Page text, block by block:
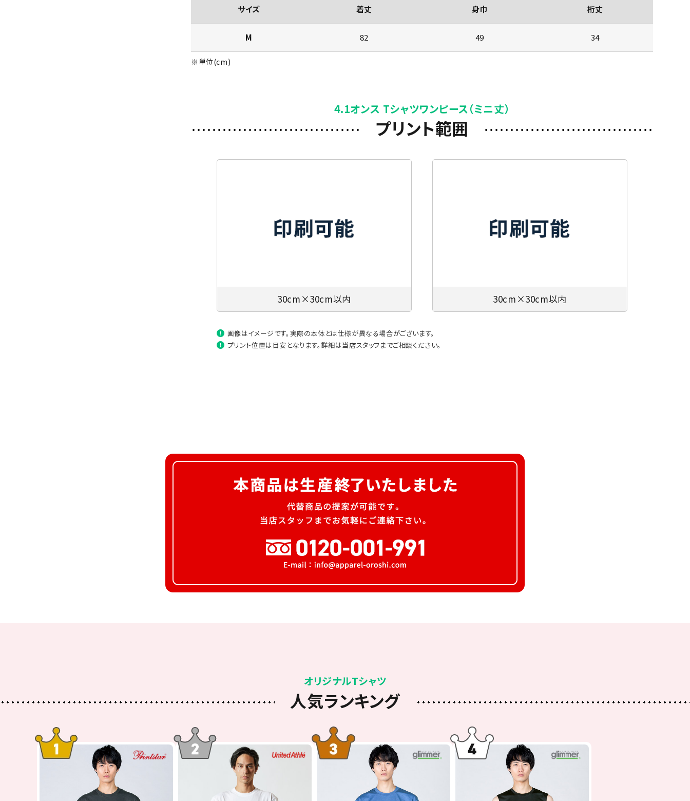
サイズ 着丈 身巾 桁丈
M 82 49 34
※単位(cm)
4.1オンス Tシャツワンピース（ミニ丈）
プリント範囲
30cm×30cm以内 30cm×30cm以内
画像はイメージです。実際の本体とは仕様が異なる場合がございます。
プリント位置は目安となります。詳細は当店スタッフまでご相談ください。
オリジナルTシャツ
人気ランキング